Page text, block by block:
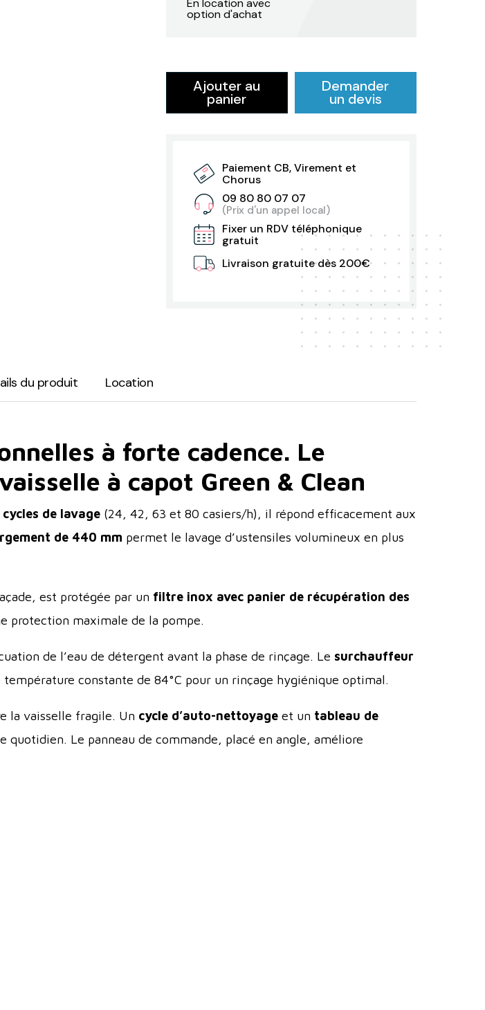
En location avec
option d'achat
Ajouter au
panier
Demander
un devis
Paiement CB, Virement et
Chorus
09 80 80 07 07
(Prix d'un appel local)
Fixer un RDV téléphonique
gratuit
Livraison gratuite dès 200€
du produit Location
à forte cadence. Le
à capot Green & Clean
cycles de lavage (24, 42, 63 et 80 casiers/h), il répond efficacement aux
de 440 mm permet le lavage d’ustensiles volumineux en plus
est protégée par un filtre inox avec panier de récupération des
protection maximale de la pompe.
de l’eau de détergent avant la phase de rinçage. Le surchauffeur
constante de 84°C pour un rinçage hygiénique optimal.
la vaisselle fragile. Un cycle d’auto-nettoyage et un tableau de
quotidien. Le panneau de commande, placé en angle, améliore